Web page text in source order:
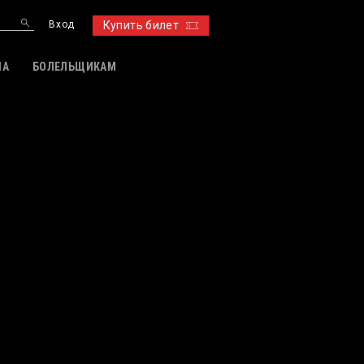
Купить билет
Вход
БОЛЕЛЬЩИКАМ